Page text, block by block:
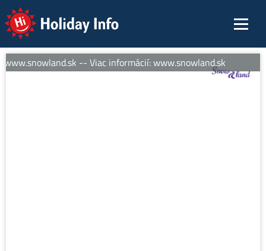
Holiday Info
-- Viac informácií: www.snowland.sk